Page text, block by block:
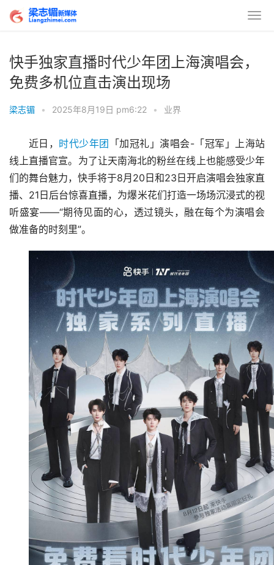
快手独家直播时代少年团上海演唱会，
免费多机位直击演出现场
梁志镅 • 2025年8月19日 pm6:22 • 业界
近日， 时代少年团
「加冠礼」演唱会-「冠军」上海站
线上直播官宣。为了让天南海北的粉丝在线上也能感受少年
们的舞台魅力，快手将于8月20日和23日开启演唱会独家直
播、21日后台惊喜直播，为爆米花们打造一场场沉浸式的视
听盛宴——“期待见面的心，透过镜头，融在每个为演唱会
做准备的时刻里”。